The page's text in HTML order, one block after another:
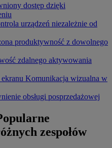
dostęp dzięki
urządzeń niezależnie od
produktywność z dowolnego
zdalnego aktywowania
Komunikacja wizualna w
obsługi posprzedażowej
zespołów